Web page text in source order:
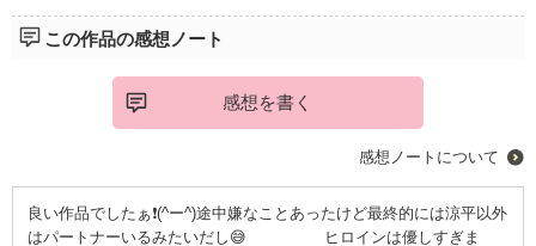
この作品の感想ノート
感想を書く
感想ノートについて
良い作品でしたぁ❗(^ー^)途中嫌なことあったけど最終的には涼平以外
はパートナーいるみたいだし😅 ヒロインは優しすぎま